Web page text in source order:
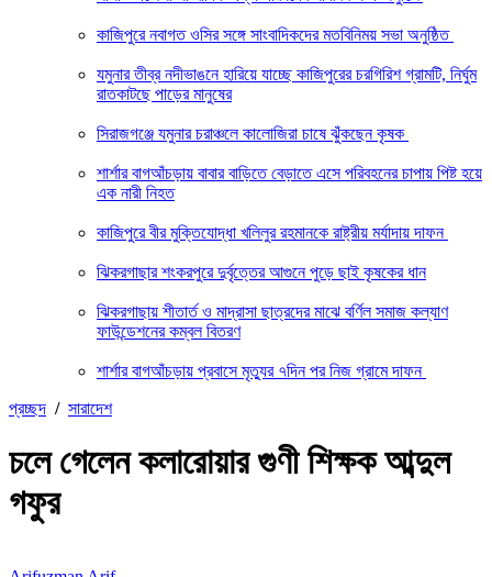
কাজিপুরে নবাগত ওসির সঙ্গে সাংবাদিকদের মতবিনিময় সভা অনুষ্ঠিত
যমুনার তীব্র নদীভাঙনে হারিয়ে যাচ্ছে কাজিপুরের চরগিরিশ গ্রামটি, নির্ঘুম
রাতকাটছে পাড়ের মানুষের
সিরাজগঞ্জে যমুনার চরাঞ্চলে কালোজিরা চাষে ঝুঁকছেন কৃষক
শার্শার বাগআঁচড়ায় বাবার বাড়িতে বেড়াতে এসে পরিবহনের চাপায় পিষ্ট হয়ে
এক নারী নিহত
কাজিপুরে বীর মুক্তিযোদ্ধা খলিলুর রহমানকে রাষ্ট্রীয় মর্যাদায় দাফন
ঝিকরগাছার শংকরপুরে দুর্বৃত্তের আগুনে পুড়ে ছাই কৃষকের ধান
ঝিকরগাছায় শীতার্ত ও মাদ্রাসা ছাত্রদের মাঝে বর্ণিল সমাজ কল্যাণ
ফাউন্ডেশনের কম্বল বিতরণ
শার্শার বাগআঁচড়ায় প্রবাসে মৃত্যুর ৭দিন পর নিজ গ্রামে দাফন
প্রচ্ছদ / সারাদেশ
চলে গেলেন কলারোয়ার গুণী শিক্ষক আব্দুল
গফুর